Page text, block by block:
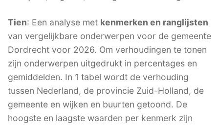
Tien: Een analyse met kenmerken en ranglijsten
van vergelijkbare onderwerpen voor de gemeente
Dordrecht voor 2026. Om verhoudingen te tonen
zijn onderwerpen uitgedrukt in percentages en
gemiddelden. In 1 tabel wordt de verhouding
tussen Nederland, de provincie Zuid-Holland, de
gemeente en wijken en buurten getoond. De
hoogste en laagste waarden per kenmerk zijn